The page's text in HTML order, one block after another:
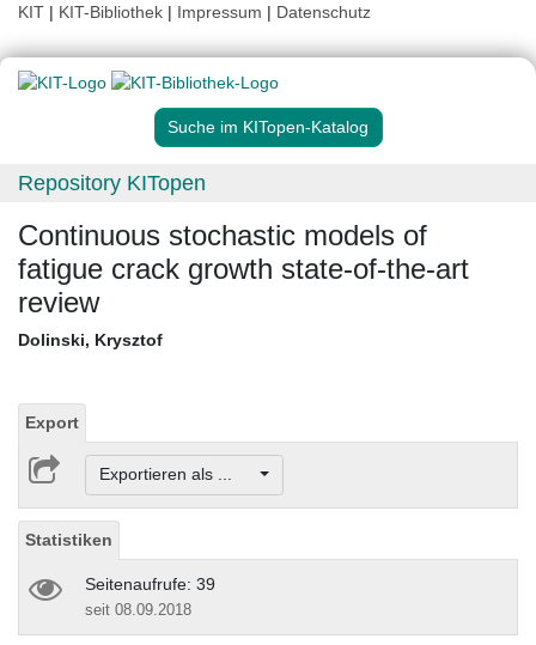
KIT | KIT-Bibliothek | Impressum | Datenschutz
Suche im KITopen-Katalog
Repository KITopen
Continuous stochastic models of
fatigue crack growth state-of-the-art
review
Dolinski, Krysztof
Export
Exportieren als ...
Statistiken
Seitenaufrufe: 39
seit 08.09.2018